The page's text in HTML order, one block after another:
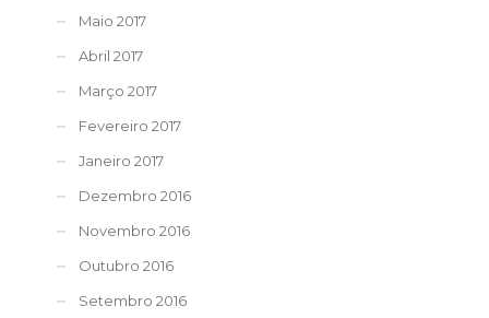
Maio 2017
Abril 2017
Março 2017
Fevereiro 2017
Janeiro 2017
Dezembro 2016
Novembro 2016
Outubro 2016
Setembro 2016